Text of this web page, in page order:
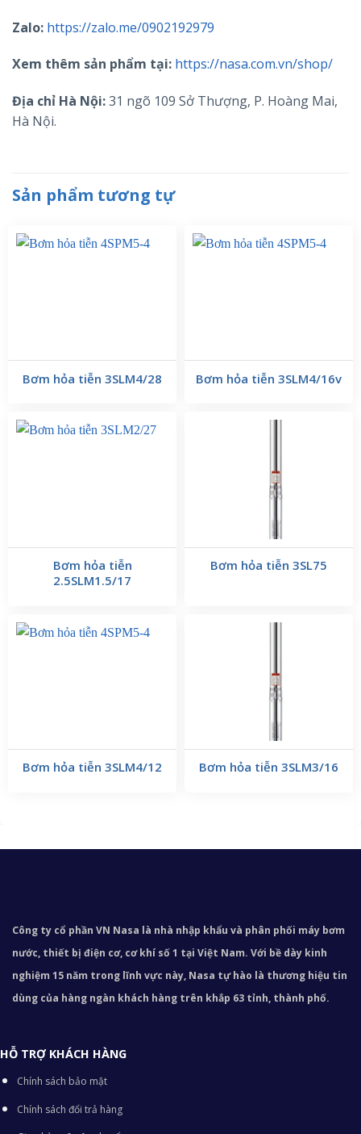
Zalo: https://zalo.me/0902192979
Xem thêm sản phẩm tại: https://nasa.com.vn/shop/
Địa chỉ Hà Nội:31 ngõ 109 Sở Thượng, P. Hoàng Mai,
Hà Nội.
Sản phẩm tương tự
Bơm hỏa tiễn 3SLM4/28 Bơm hỏa tiễn 3SLM4/16v
Bơm hỏa tiễn
2.5SLM1.5/17
Bơm hỏa tiễn 3SL75
Bơm hỏa tiễn 3SLM4/12 Bơm hỏa tiễn 3SLM3/16
Công ty cổ phần VN Nasa là nhà nhập khẩu và phân phối máy bơm
nước, thiết bị điện cơ, cơ khí số 1 tại Việt Nam. Với bề dày kinh
nghiệm 15 năm trong lĩnh vực này, Nasa tự hào là thương hiệu tin
dùng của hàng ngàn khách hàng trên khắp 63 tỉnh, thành phố.
HỖ TRỢ KHÁCH HÀNG
Chính sách bảo mật
Chính sách đổi trả hàng